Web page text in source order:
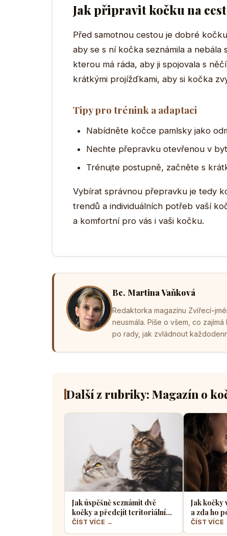
Jak připravit kočku na
Před samotnou cestou je dobré
aby se s ní kočka seznámila a
kterou má ráda, aby ji spojovala s
krátkými projížďkami, aby si kočka
Tipy pro trénink a adaptaci
Nabídněte kočce pamlsky jako
Nechte přepravku otevřenou v
Trénujte postupně, začněte s
Vybírat správnou přepravku je tedy
trendů a individuálních potřeb vaší
a komfortní pro vás i vaši kočku.
Bc. Martina Vaňková
Redaktorka magazínu Zvířecí-
neusmála. Píše o všem, co
po rady, jak zvládnout
Další z rubriky: Magazín o
Jak úspěšně seznámit dvě
kočky a předejít teritoriálním
válkám
ČÍST VÍCE →
Jak kočky
a zda ho
radosti
ČÍST VÍCE